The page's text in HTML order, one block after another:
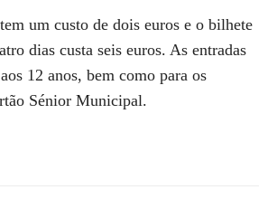
um custo de dois euros e o bilhete
dias custa seis euros. As entradas
12 anos, bem como para os
Sénior Municipal.